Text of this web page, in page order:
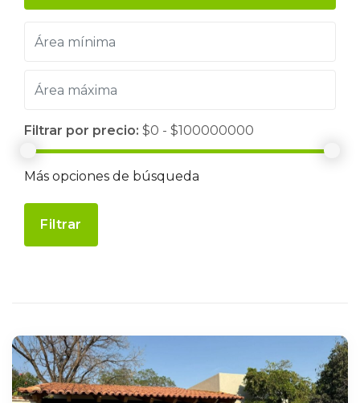
Filtrar por precio: $0 - $100000000
Más opciones de búsqueda
Filtrar